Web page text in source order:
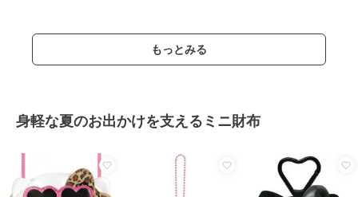
もっとみる
身軽な夏のお出かけを支えるミニ財布